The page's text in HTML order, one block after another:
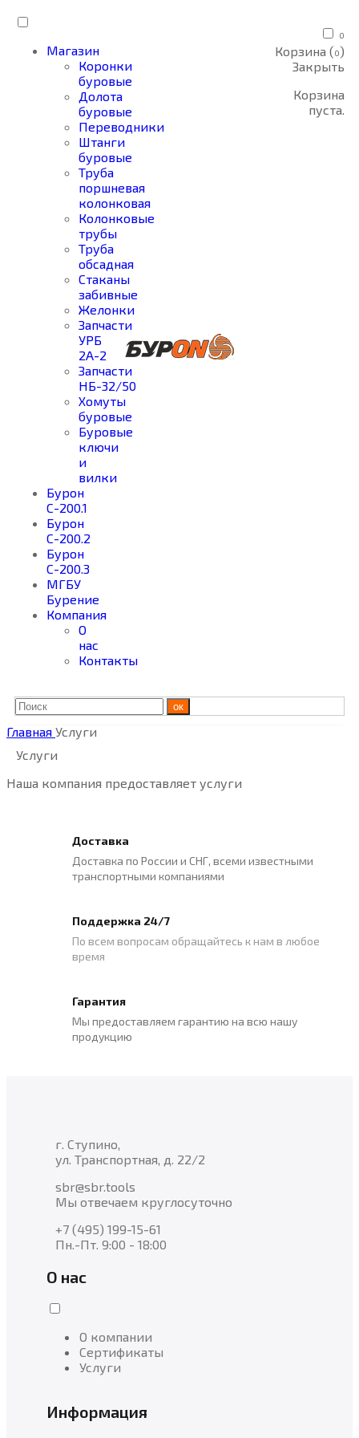
Магазин
Коронки
буровые
Долота
буровые
Переводники
Штанги
буровые
Труба
поршневая
колонковая
Колонковые
трубы
Труба
обсадная
Стаканы
забивные
Желонки
Запчасти
УРБ
2А-2
Запчасти
НБ-32/50
Хомуты
буровые
Буровые
ключи
и
вилки
Бурон
С-200.1
Бурон
С-200.2
Бурон
С-200.3
МГБУ
Бурение
Компания
О
нас
Контакты
0
Корзина (0)
Закрыть
Корзина
пуста.
ок
Главная Услуги
Услуги
Наша компания предоставляет услуги
Доставка
Доставка по России и СНГ, всеми известными
транспортными компаниями
Поддержка 24/7
По всем вопросам обращайтесь к нам в любое
время
Гарантия
Мы предоставляем гарантию на всю нашу
продукцию
г. Ступино,
ул. Транспортная, д. 22/2
sbr@sbr.tools
Мы отвечаем круглосуточно
+7 (495) 199-15-61
Пн.-Пт. 9:00 - 18:00
О нас
О компании
Сертификаты
Услуги
Информация